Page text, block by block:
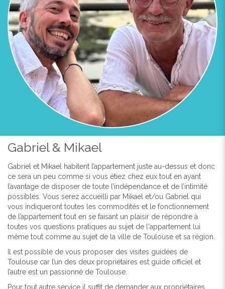
Gabriel & Mikael
Gabriel et Mikael habitent l’appartement juste au-dessus et donc
ce sera un peu comme si vous étiez chez eux tout en ayant
l’avantage de disposer de toute l’indépendance et de l’intimité
possibles. Vous serez accueilli par Mikael et/ou Gabriel qui
vous indiqueront toutes les commodités et le fonctionnement
de l’appartement tout en se faisant un plaisir de répondre à
toutes vos questions pratiques au sujet de l'appartement lui
même tout comme au sujet de la ville de Toulouse et sa région.
Il est possible de vous proposer des visites guidées de
Toulouse car l’un des deux propriétaires est guide officiel et
l’autre est un passionné de Toulouse.
Pour tout autre service il suffit de demander aux propriétaires,